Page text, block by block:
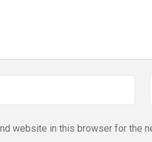
website in this browser for the